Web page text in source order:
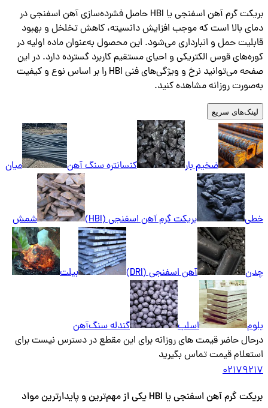
بریکت گرم آهن اسفنجی یا HBI حاصل فشرده‌سازی آهن اسفنجی در
دمای بالا است که موجب افزایش دانسیته، کاهش تخلخل و بهبود
قابلیت حمل و انبارداری می‌شود. این محصول به‌عنوان ماده اولیه در
کوره‌های قوس الکتریکی و احیای مستقیم کاربرد گسترده دارد. در این
صفحه می‌توانید نرخ و ویژگی‌های فنی HBI را بر اساس نوع و کیفیت
به‌صورت روزانه مشاهده کنید.
لینک‌های سریع
ضخیم بار کنسانتره سنگ آهن میان
خطی بریکت گرم آهن اسفنجی (HBI) شمش
چدن آهن اسفنجی (DRI) بیلت
بلوم اسلب
گندله سنگ‌آهن
درحال حاضر قیمت های روزانه برای این مقطع در دسترس نیست برای
استعلام قیمت تماس بگیرید
02179217
بریکت گرم آهن اسفنجی یا HBI یکی از مهم‌ترین و پایدارترین مواد